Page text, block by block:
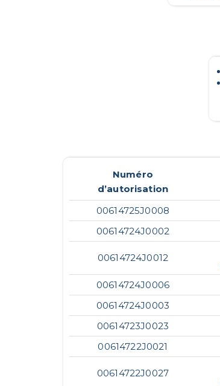
Numéro
d’autorisation
00614725J0008
00614724J0002
00614724J0012
00614724J0006
00614724J0003
00614723J0023
00614722J0021
00614722J0027